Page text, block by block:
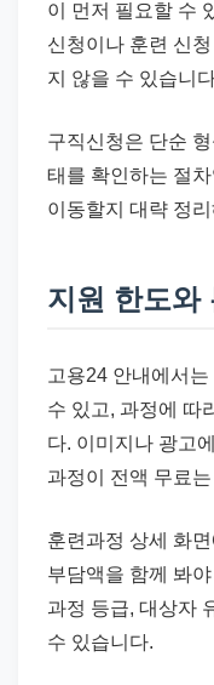
이 먼저 필요할 수
신청이나 훈련 신
지 않을 수 있습니
구직신청은 단순
태를 확인하는 절
이동할지 대략 정
지원 한도와
고용24 안내에서
수 있고, 과정에 따
다. 이미지나 광고
과정이 전액 무료
훈련과정 상세 화
부담액을 함께 봐
과정 등급, 대상자
수 있습니다.